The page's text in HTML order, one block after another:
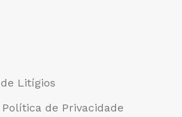
Litígios
de Privacidade